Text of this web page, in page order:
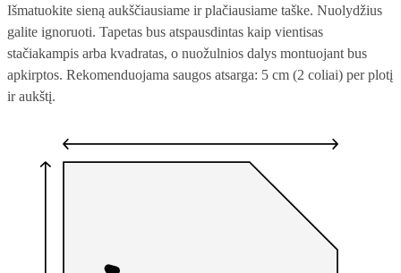
Išmatuokite sieną aukščiausiame ir plačiausiame taške. Nuolydžius
galite ignoruoti. Tapetas bus atspausdintas kaip vientisas
stačiakampis arba kvadratas, o nuožulnios dalys montuojant bus
apkirptos. Rekomenduojama saugos atsarga: 5 cm (2 coliai) per plotį
ir aukštį.